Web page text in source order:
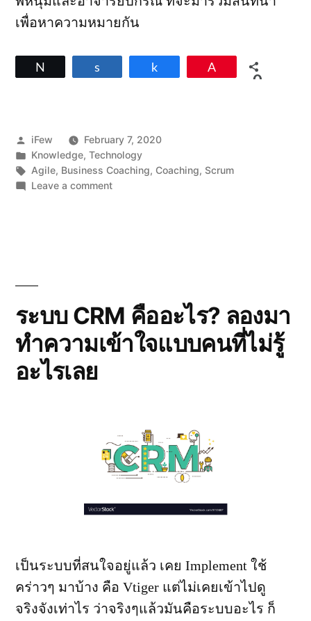
เพื่อหาความหมายกัน
0
Posted
by
iFew
February 7, 2020
Posted
in
Knowledge,Technology
Tags:
Agile, Business Coaching, Coaching, Scrum
Leave a commenton
ระบบ CRM คืออะไร? ลองมา
ทำความเข้าใจแบบคนที่ไม่รู้
อะไรเลย
เป็นระบบที่สนใจอยู่แล้ว เคย Implement ใช้
คร่าวๆ มาบ้าง คือ Vtiger แต่ไม่เคยเข้าไปดู
จริงจังเท่าไร ว่าจริงๆแล้วมันคือระบบอะไร ก็